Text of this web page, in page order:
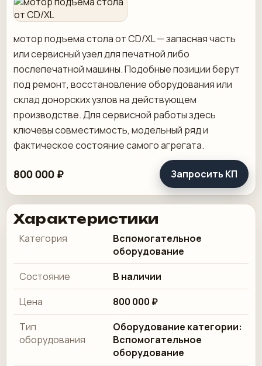
мотор подъема стола от CD/XL — запасная часть
или сервисный узел для печатной либо
послепечатной машины. Подобные позиции берут
под ремонт, восстановление оборудования или
склад донорских узлов на действующем
производстве. Для сервисной работы здесь
ключевы совместимость, модельный ряд и
фактическое состояние самого агрегата.
800 000 ₽ Запросить КП
Характеристики
Категория
Вспомогательное
оборудование
Состояние
В наличии
Цена
800 000 ₽
Тип
оборудования
Оборудование категории:
Вспомогательное
оборудование